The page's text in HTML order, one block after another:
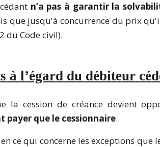
n’a pas à garantir la
que jusqu'à concurrence du prix
du Code civil).
à l’égard du débiteur
la cession de créance devient
payer que le cessionnaire.
ce qui concerne les exceptions